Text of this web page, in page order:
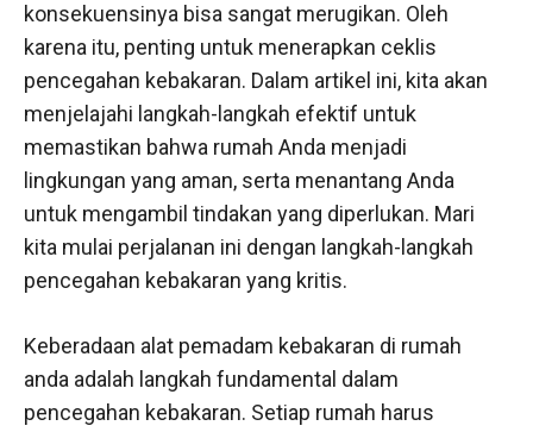
konsekuensinya bisa sangat merugikan. Oleh
karena itu, penting untuk menerapkan ceklis
pencegahan kebakaran. Dalam artikel ini, kita akan
menjelajahi langkah-langkah efektif untuk
memastikan bahwa rumah Anda menjadi
lingkungan yang aman, serta menantang Anda
untuk mengambil tindakan yang diperlukan. Mari
kita mulai perjalanan ini dengan langkah-langkah
pencegahan kebakaran yang kritis.
Keberadaan alat pemadam kebakaran di rumah
anda adalah langkah fundamental dalam
pencegahan kebakaran. Setiap rumah harus